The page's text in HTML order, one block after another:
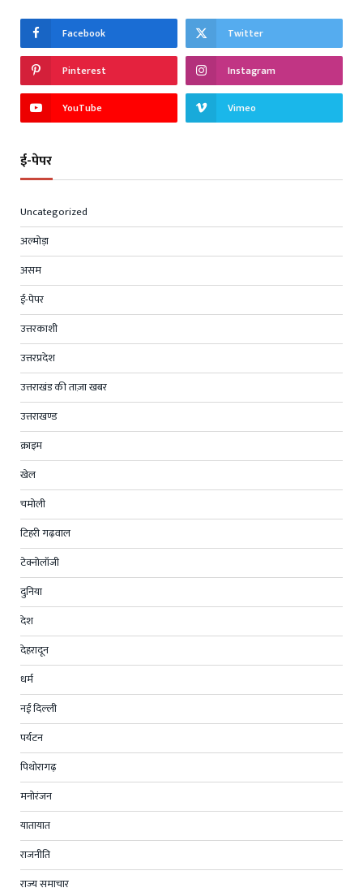
Facebook Twitter
Pinterest Instagram
YouTube Vimeo
ई-पेपर
Uncategorized
अल्मोड़ा
असम
ई-पेपर
उत्तरकाशी
उत्तरप्रदेश
उत्तराखंड की ताज़ा खबर
उत्तराखण्ड
क्राइम
खेल
चमोली
टिहरी गढ़वाल
टेक्नोलॉजी
दुनिया
देश
देहरादून
धर्म
नई दिल्ली
पर्यटन
पिथोरागढ़
मनोरंजन
यातायात
राजनीति
राज्य समाचार